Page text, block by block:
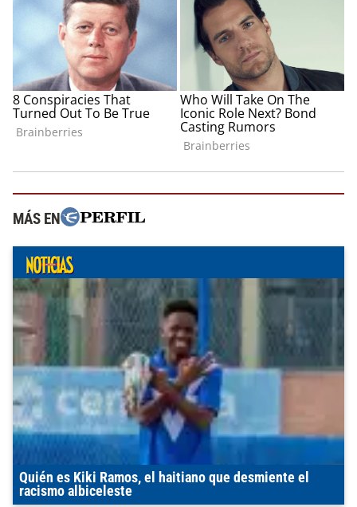
MÁS EN
Quién es Kiki Ramos, el haitiano que desmiente el
racismo albiceleste